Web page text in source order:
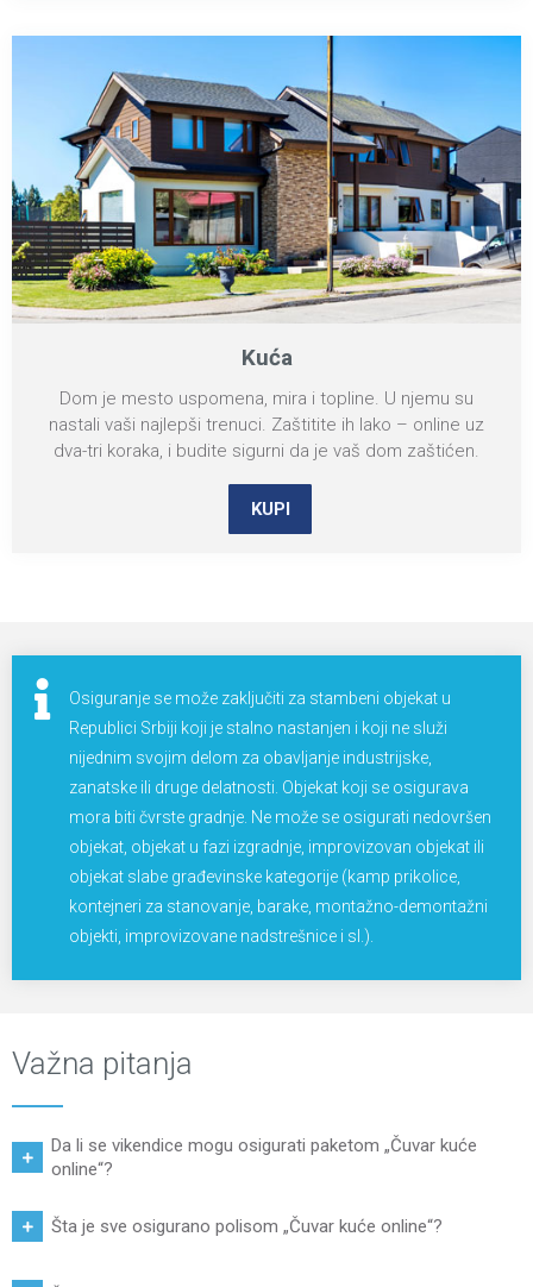
Kuća
Dom je mesto uspomena, mira i topline. U njemu su
nastali vaši najlepši trenuci. Zaštitite ih lako – online uz
dva-tri koraka, i budite sigurni da je vaš dom zaštićen.
KUPI
Osiguranje se može zaključiti za stambeni objekat u
Republici Srbiji koji je stalno nastanjen i koji ne služi
nijednim svojim delom za obavljanje industrijske,
zanatske ili druge delatnosti. Objekat koji se osigurava
mora biti čvrste gradnje. Ne može se osigurati nedovršen
objekat, objekat u fazi izgradnje, improvizovan objekat ili
objekat slabe građevinske kategorije (kamp prikolice,
kontejneri za stanovanje, barake, montažno-demontažni
objekti, improvizovane nadstrešnice i sl.).
Važna pitanja
Da li se vikendice mogu osigurati paketom „Čuvar kuće
online“?
Šta je sve osigurano polisom „Čuvar kuće online“?